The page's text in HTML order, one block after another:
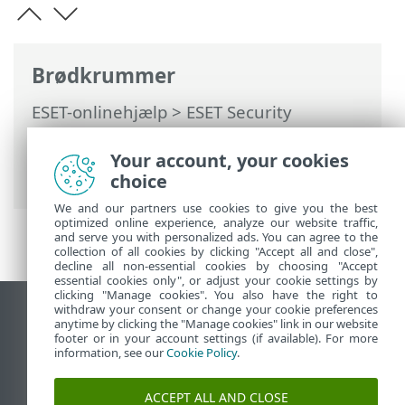
Brødkrummer
ESET-onlinehjælp>ESET Security
Ultimate>Arbejde med ESET Security
Ultimate
>Værktøjer>Netværkstjekker
Meddelelser | Netværkstjekker
Vis computerwebsted
End of Life
ESET-vidensbase
ESET-forum
Your account, your cookies
choice
We and our partners use cookies to give you the best
optimized online experience, analyze our website traffic,
and serve you with personalized ads. You can agree to the
collection of all cookies by clicking "Accept all and close",
decline all non-essential cookies by choosing "Accept
essential cookies only", or adjust your cookie settings by
clicking "Manage cookies". You also have the right to
withdraw your consent or change your cookie preferences
anytime by clicking the "Manage cookies" link in our website
footer or in your account settings (if available). For more
information, see ourCookie Policy.
ACCEPT ALL AND CLOSE